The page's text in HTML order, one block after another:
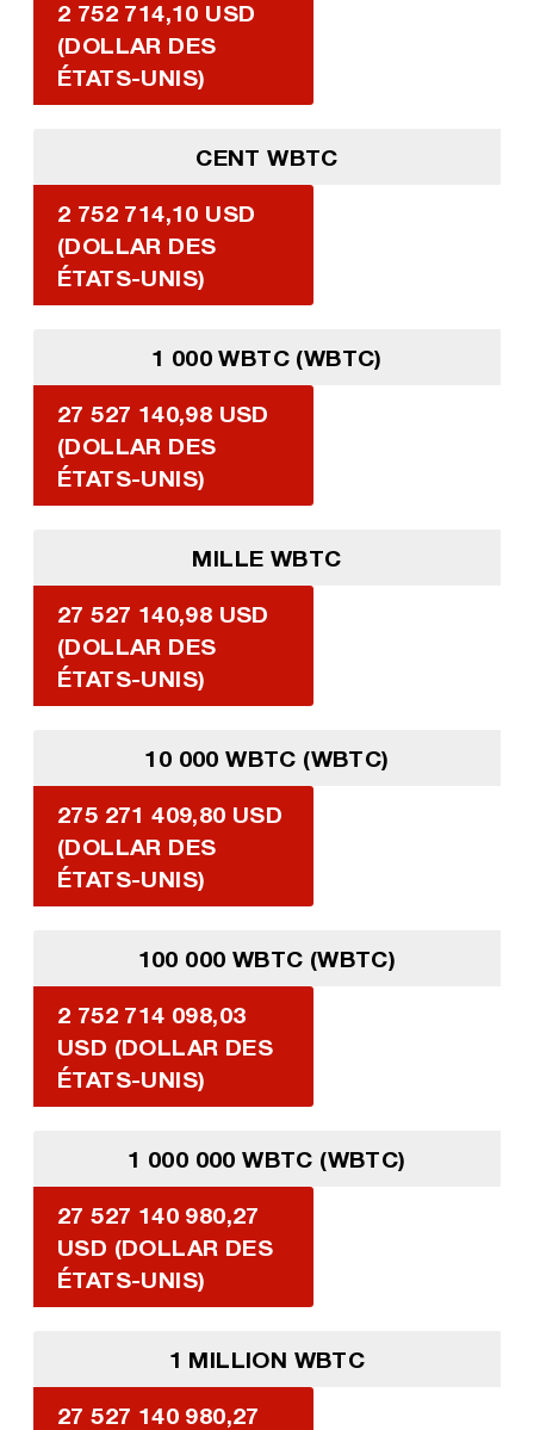
2 752 714,10 USD
(DOLLAR DES
ÉTATS-UNIS)
CENT WBTC
2 752 714,10 USD
(DOLLAR DES
ÉTATS-UNIS)
1 000 WBTC (WBTC)
27 527 140,98 USD
(DOLLAR DES
ÉTATS-UNIS)
MILLE WBTC
27 527 140,98 USD
(DOLLAR DES
ÉTATS-UNIS)
10 000 WBTC (WBTC)
275 271 409,80 USD
(DOLLAR DES
ÉTATS-UNIS)
100 000 WBTC (WBTC)
2 752 714 098,03
USD (DOLLAR DES
ÉTATS-UNIS)
1 000 000 WBTC (WBTC)
27 527 140 980,27
USD (DOLLAR DES
ÉTATS-UNIS)
1 MILLION WBTC
27 527 140 980,27